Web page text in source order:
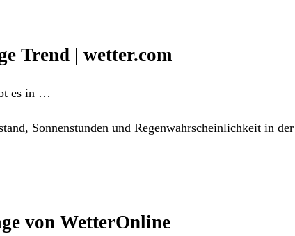
Trend | wetter.com
es in …
Sonnenstunden und Regenwahrscheinlichkeit in
von WetterOnline